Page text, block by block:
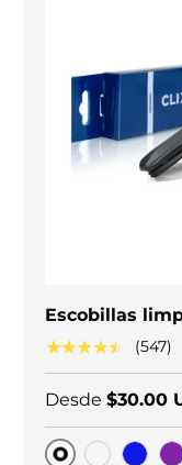
Escobillas
★★★★★ (547)
Desde $30.00